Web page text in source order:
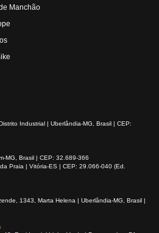
Manchão
Industrial | Uberlândia-MG, Brasil | CEP:
MG, Brasil | CEP: 32.689-366
Praia | Vitória-ES | CEP: 29.066-040 (Ed.
1343, Marta Helena | Uberlândia-MG, Brasil |